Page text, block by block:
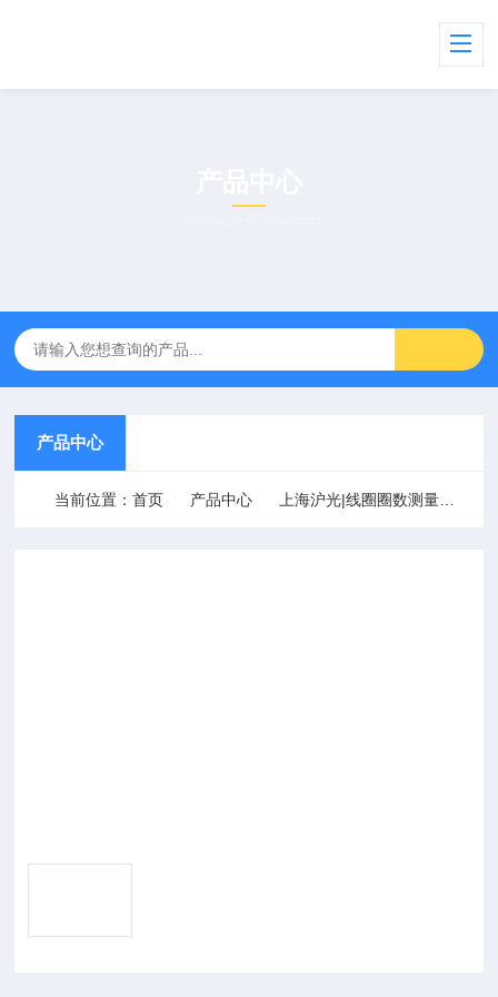
产品中心
当前位置：首页 产品中心 上海沪光|线圈圈数测量仪-匝间绝缘测试仪-线圈短路测试仪